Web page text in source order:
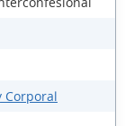
Corporal